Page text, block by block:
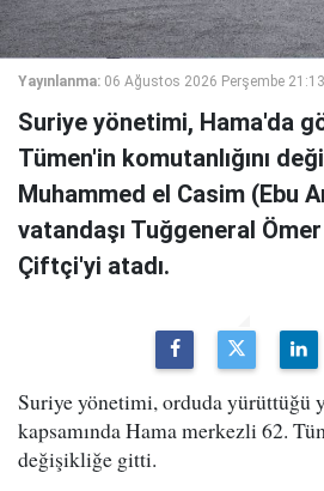
Yayınlanma: 06 Ağustos 2026 Perşembe 21:13
Suriye yönetimi, Hama'da
Tümen'in komutanlığını
Muhammed el Casim (Ebu
vatandaşı Tuğgeneral
Çiftçi'yi atadı.
Suriye yönetimi, orduda yürüttüğü
kapsamında Hama merkezli 62.
değişikliğe gitti.